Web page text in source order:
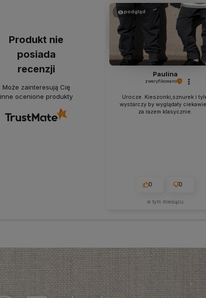
Produkt nie
posiada
recenzji
Może zainteresują Cię
inne ocenione produkty
podgląd
Paulina
zweryfikowano
Urocze. Kieszonki,sznurek i
wystarczy by wyglądały
za razem klasycznie.
0 0
w tym miesiącu